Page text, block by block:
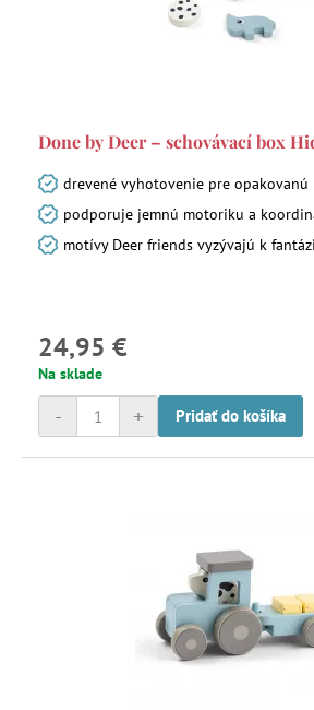
Done by Deer – schovávací box
drevené vyhotovenie pre opakovanú
podporuje jemnú motoriku a
motívy Deer friends vyzývajú k
24,95 €
Na sklade
+
- Pridať do košíka